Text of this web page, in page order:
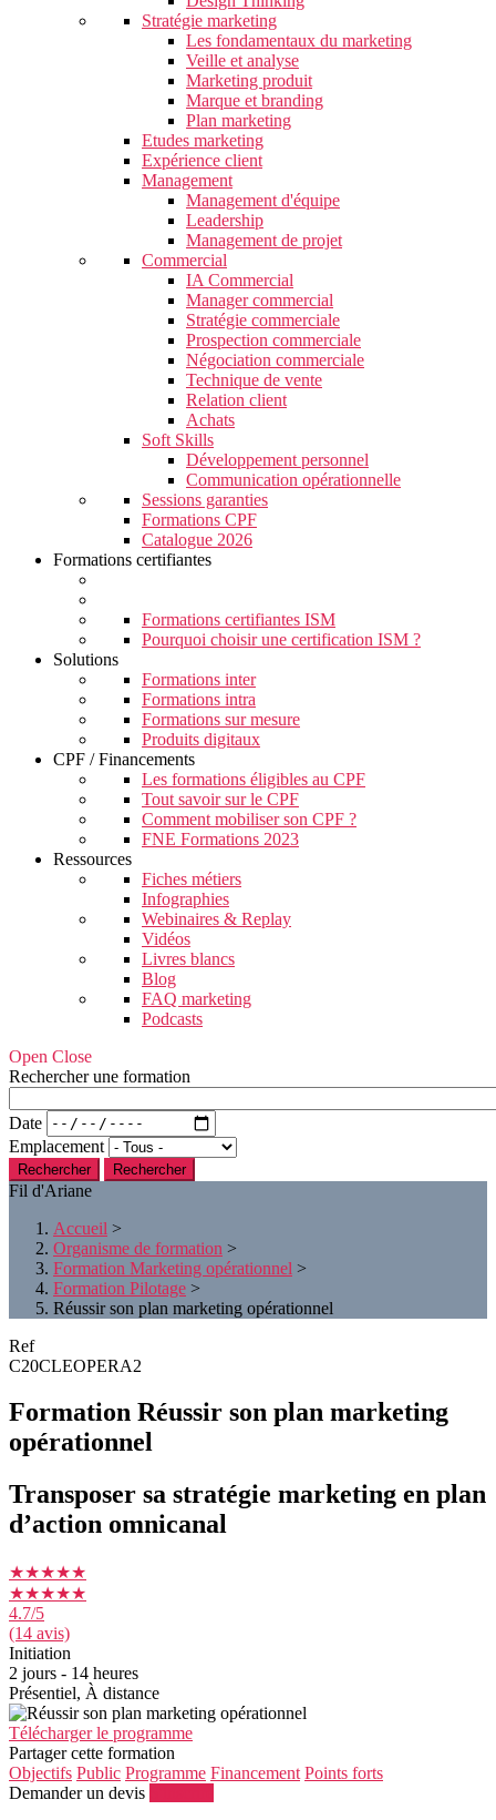
Stratégie marketing
Les fondamentaux du marketing
Veille et analyse
Marketing produit
Marque et branding
Plan marketing
Etudes marketing
Expérience client
Management
Management d'équipe
Leadership
Management de projet
Commercial
IA Commercial
Manager commercial
Stratégie commerciale
Prospection commerciale
Négociation commerciale
Technique de vente
Relation client
Achats
Soft Skills
Développement personnel
Communication opérationnelle
Sessions garanties
Formations CPF
Catalogue 2026
Formations certifiantes
Formations certifiantes ISM
Pourquoi choisir une certification ISM ?
Solutions
Formations inter
Formations intra
Formations sur mesure
Produits digitaux
CPF / Financements
Les formations éligibles au CPF
Tout savoir sur le CPF
Comment mobiliser son CPF ?
FNE Formations 2023
Ressources
Fiches métiers
Infographies
Webinaires & Replay
Vidéos
Livres blancs
Blog
FAQ marketing
Podcasts
Open Close
Rechercher une formation
Date
Emplacement
Rechercher
Fil d'Ariane
Accueil >
Organisme de formation >
Formation Marketing opérationnel >
Formation Pilotage >
Réussir son plan marketing opérationnel
Ref
C20CLEOPERA2
Formation Réussir son plan marketing
opérationnel
Transposer sa stratégie marketing en plan
d’action omnicanal
★★★★★
★★★★★
4.7/5
(14 avis)
Initiation
2 jours - 14 heures
Présentiel, À distance
Télécharger le programme
Partager cette formation
Objectifs Public Programme Financement Points forts
Demander un devis